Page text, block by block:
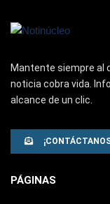
Mantente siempre al
noticia cobra vida.
alcance de un clic.
PÁGINAS